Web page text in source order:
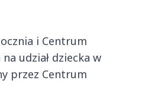
i Centrum
udział dziecka w
przez Centrum